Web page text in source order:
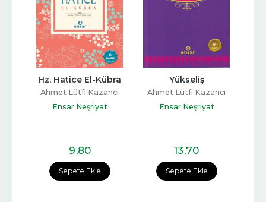
Sepete Ekle
Hz. Hatice El-Kübra
Ahmet Lütfi Kazancı
Ensar Neşriyat
9,80
Sepete Ekle
Yükseliş
Ahmet Lütfi Kazancı
Ensar Neşriyat
13,70